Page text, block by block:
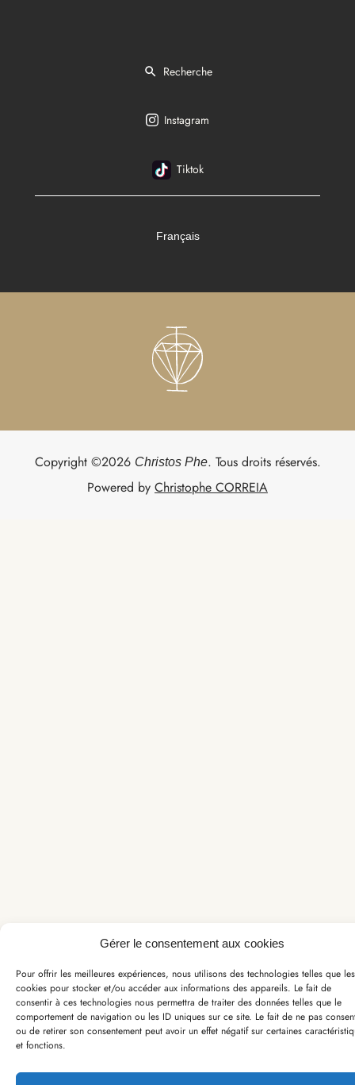
Gérer le consentement aux cookies
Pour offrir les meilleures expériences, nous utilisons des technologies telles que les
cookies pour stocker et/ou accéder aux informations des appareils. Le fait de
consentir à ces technologies nous permettra de traiter des données telles que le
comportement de navigation ou les ID uniques sur ce site. Le fait de ne pas
ou de retirer son consentement peut avoir un effet négatif sur certaines
et fonctions.
Recherche
Instagram
Tiktok
Français
Copyright ©2026 Christos Phe. Tous droits réservés.
Powered by Christophe CORREIA